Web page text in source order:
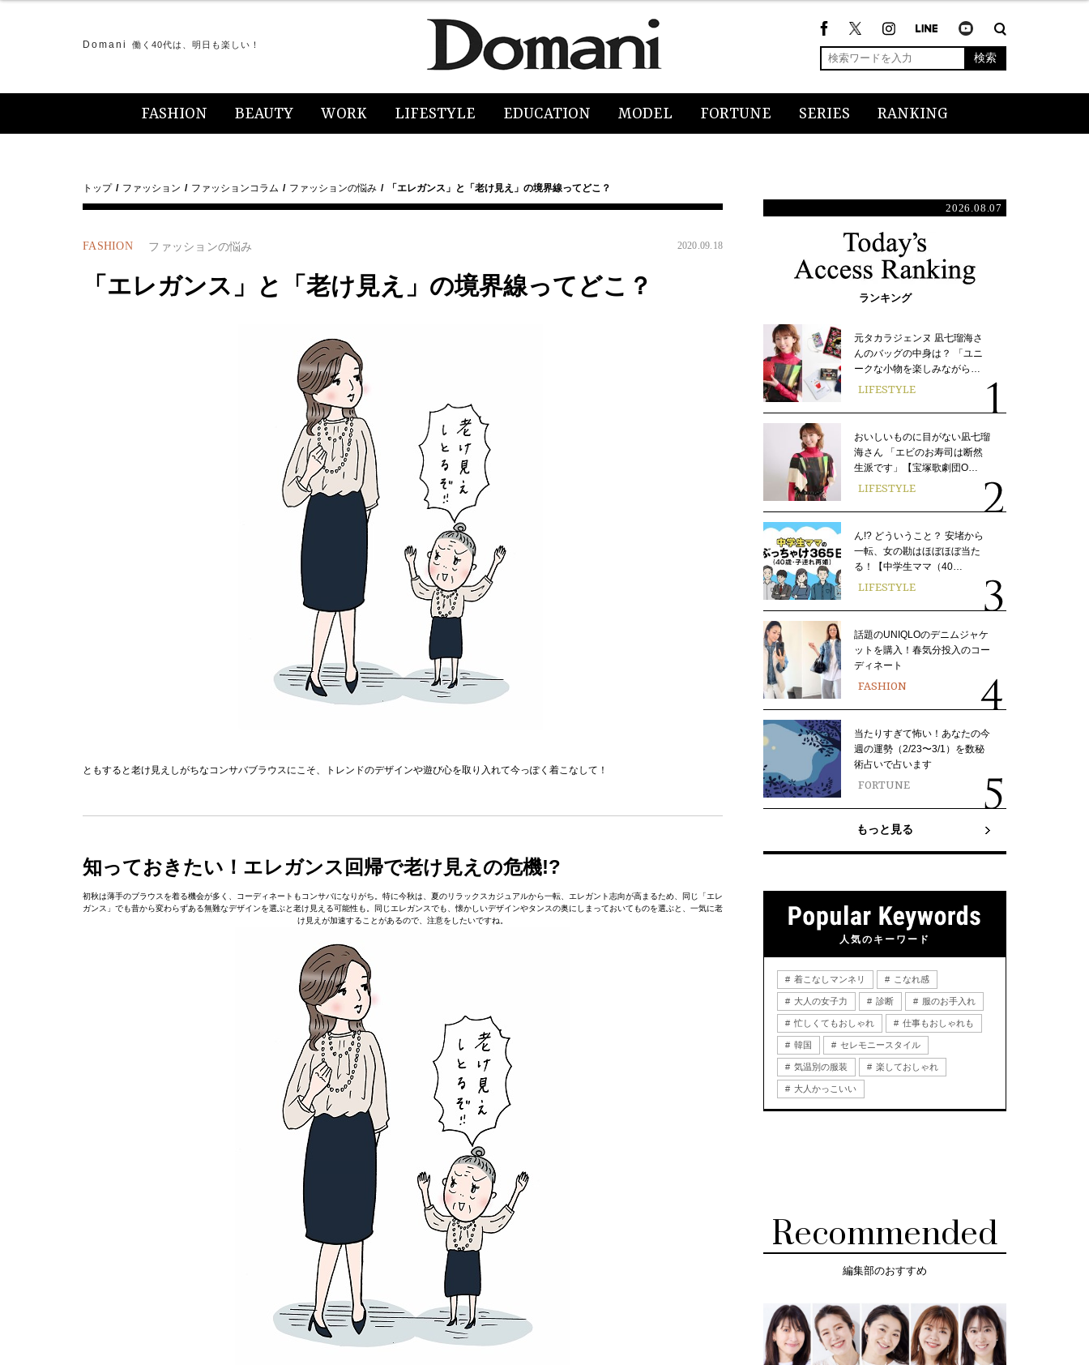
Domani 働く40代は、明日も楽しい！
検索
FASHION BEAUTY WORK LIFESTYLE EDUCATION MODEL FORTUNE SERIES RANKING
トップ ファッション ファッションコラム ファッションの悩み 「エレガンス」と「老け見え」の境界線ってどこ？
FASHION ファッションの悩み 2020.09.18
「エレガンス」と「老け見え」の境界線ってどこ？
ともすると老け見えしがちなコンサバブラウスにこそ、トレンドのデザインや遊び心を取り入れて今っぽく着こなして！
知っておきたい！エレガンス回帰で老け見えの危機!?
初秋は薄手のブラウスを着る機会が多く、コーディネートもコンサバになりがち。特に今秋は、夏のリラックスカジュアルから一転、エレガント志向が高まるため、同じ「エレ
ガンス」でも昔から変わらずある無難なデザインを選ぶと老け見える可能性も。同じエレガンスでも、懐かしいデザインやタンスの奥にしまっておいてものを選ぶと、一気に老
け見えが加速することがあるので、注意をしたいですね。
2026.08.07
ランキング
元タカラジェンヌ 凪七瑠海さ
んのバッグの中身は？ 「ユニ
ークな小物を楽しみながら…
LIFESTYLE
おいしいものに目がない凪七瑠
海さん 「エビのお寿司は断然
生派です」【宝塚歌劇団O…
LIFESTYLE
ん!? どういうこと？ 安堵から
一転、女の勘はほぼほぼ当た
る！【中学生ママ（40…
LIFESTYLE
話題のUNIQLOのデニムジャケ
ットを購入！春気分投入のコー
ディネート
FASHION
当たりすぎて怖い！あなたの今
週の運勢（2/23〜3/1）を数秘
術占いで占います
FORTUNE
もっと見る
人気のキーワード
着こなしマンネリ こなれ感
大人の女子力 診断 服のお手入れ
忙しくてもおしゃれ 仕事もおしゃれも
韓国 セレモニースタイル
気温別の服装 楽しておしゃれ
大人かっこいい
Recommended
編集部のおすすめ